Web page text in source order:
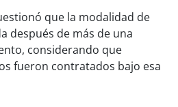
que la modalidad de
después de más de una
considerando que
fueron contratados bajo esa